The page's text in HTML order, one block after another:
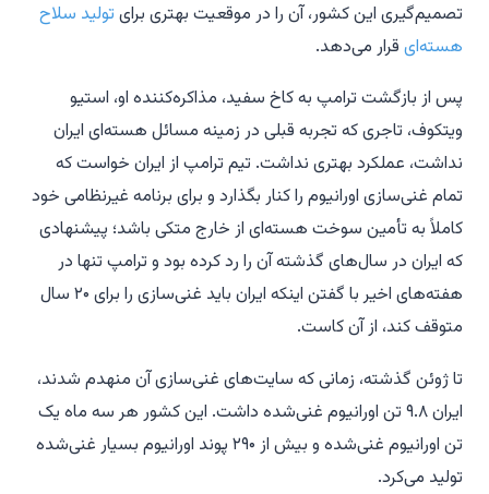
تصمیم‌گیری این کشور، آن را در موقعیت بهتری برای تولید سلاح
هسته‌ای قرار می‌دهد.
پس از بازگشت ترامپ به کاخ سفید، مذاکره‌کننده او، استیو
ویتکوف، تاجری که تجربه قبلی در زمینه مسائل هسته‌ای ایران
نداشت، عملکرد بهتری نداشت. تیم ترامپ از ایران خواست که
تمام غنی‌سازی اورانیوم را کنار بگذارد و برای برنامه غیرنظامی خود
کاملاً به تأمین سوخت هسته‌ای از خارج متکی باشد؛ پیشنهادی
که ایران در سال‌های گذشته آن را رد کرده بود و ترامپ تنها در
هفته‌های اخیر با گفتن اینکه ایران باید غنی‌سازی را برای ۲۰ سال
متوقف کند، از آن کاست.
تا ژوئن گذشته، زمانی که سایت‌های غنی‌سازی آن منهدم شدند،
ایران ۹.۸ تن اورانیوم غنی‌شده داشت. این کشور هر سه ماه یک
تن اورانیوم غنی‌شده و بیش از ۲۹۰ پوند اورانیوم بسیار غنی‌شده
تولید می‌کرد.